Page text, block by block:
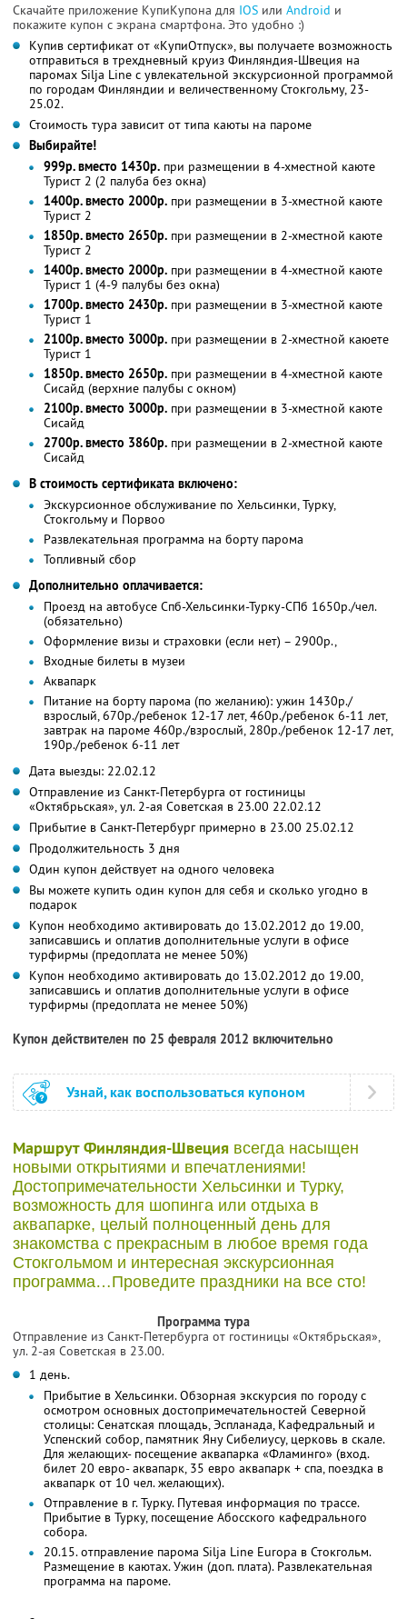
Скачайте приложение КупиКупона для IOS или Android и
покажите купон с экрана смартфона. Это удобно :)
Купив сертификат от «КупиОтпуск», вы получаете возможность
отправиться в трехдневный круиз Финляндия-Швеция на
паромах Silja Line с увлекательной экскурсионной программой
по городам Финляндии и величественному Стокгольму, 23-
25.02.
Стоимость тура зависит от типа каюты на пароме
Выбирайте!
999р. вместо 1430р. при размещении в 4-хместной каюте
Турист 2 (2 палуба без окна)
1400р. вместо 2000р. при размещении в 3-хместной каюте
Турист 2
1850р. вместо 2650р. при размещении в 2-хместной каюте
Турист 2
1400р. вместо 2000р. при размещении в 4-хместной каюте
Турист 1 (4-9 палубы без окна)
1700р. вместо 2430р. при размещении в 3-хместной каюте
Турист 1
2100р. вместо 3000р. при размещении в 2-хместной каюете
Турист 1
1850р. вместо 2650р. при размещении в 4-хместной каюте
Сисайд (верхние палубы с окном)
2100р. вместо 3000р. при размещении в 3-хместной каюте
Сисайд
2700р. вместо 3860р. при размещении в 2-хместной каюте
Сисайд
В стоимость сертификата включено:
Экскурсионное обслуживание по Хельсинки, Турку,
Стокгольму и Порвоо
Развлекательная программа на борту парома
Топливный сбор
Дополнительно оплачивается:
Проезд на автобусе Спб-Хельсинки-Турку-СПб 1650р./чел.
(обязательно)
Оформление визы и страховки (если нет) – 2900р.,
Входные билеты в музеи
Аквапарк
Питание на борту парома (по желанию): ужин 1430р./
взрослый, 670р./ребенок 12-17 лет, 460р./ребенок 6-11 лет,
завтрак на пароме 460р./взрослый, 280р./ребенок 12-17 лет,
190р./ребенок 6-11 лет
Дата выезды: 22.02.12
Отправление из Санкт-Петербурга от гостиницы
«Октябрьская», ул. 2-ая Советская в 23.00 22.02.12
Прибытие в Санкт-Петербург примерно в 23.00 25.02.12
Продолжительность 3 дня
Один купон действует на одного человека
Вы можете купить один купон для себя и сколько угодно в
подарок
Купон необходимо активировать до 13.02.2012 до 19.00,
записавшись и оплатив дополнительные услуги в офисе
турфирмы (предоплата не менее 50%)
Купон необходимо активировать до 13.02.2012 до 19.00,
записавшись и оплатив дополнительные услуги в офисе
турфирмы (предоплата не менее 50%)
Купон действителен по 25 февраля 2012 включительно
Узнай, как воспользоваться купоном
Маршрут Финляндия-Швеция всегда насыщен
новыми открытиями и впечатлениями!
Достопримечательности Хельсинки и Турку,
возможность для шопинга или отдыха в
аквапарке, целый полноценный день для
знакомства с прекрасным в любое время года
Стокгольмом и интересная экскурсионная
программа…Проведите праздники на все сто!
Программа тура
Отправление из Санкт-Петербурга от гостиницы «Октябрьская»,
ул. 2-ая Советская в 23.00.
1 день.
Прибытие в Хельсинки. Обзорная экскурсия по городу с
осмотром основных достопримечательностей Северной
столицы: Сенатская площадь, Эспланада, Кафедральный и
Успенский собор, памятник Яну Сибелиусу, церковь в скале.
Для желающих- посещение аквапарка «Фламинго» (вход.
билет 20 евро- аквапарк, 35 евро аквапарк + спа, поездка в
аквапарк от 10 чел. желающих).
Отправление в г. Турку. Путевая информация по трассе.
Прибытие в Турку, посещение Абосского кафедрального
собора.
20.15. отправление парома Silja Line Europa в Стокгольм.
Размещение в каютах. Ужин (доп. плата). Развлекательная
программа на пароме.